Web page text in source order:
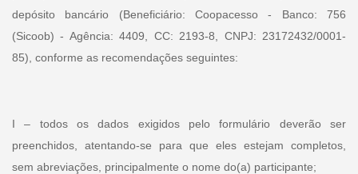
depósito bancário (Beneficiário: Coopacesso - Banco: 756
(Sicoob) - Agência: 4409, CC: 2193-8, CNPJ: 23172432/0001-
85), conforme as recomendações seguintes:
I – todos os dados exigidos pelo formulário deverão ser
preenchidos, atentando-se para que eles estejam completos,
sem abreviações, principalmente o nome do(a) participante;